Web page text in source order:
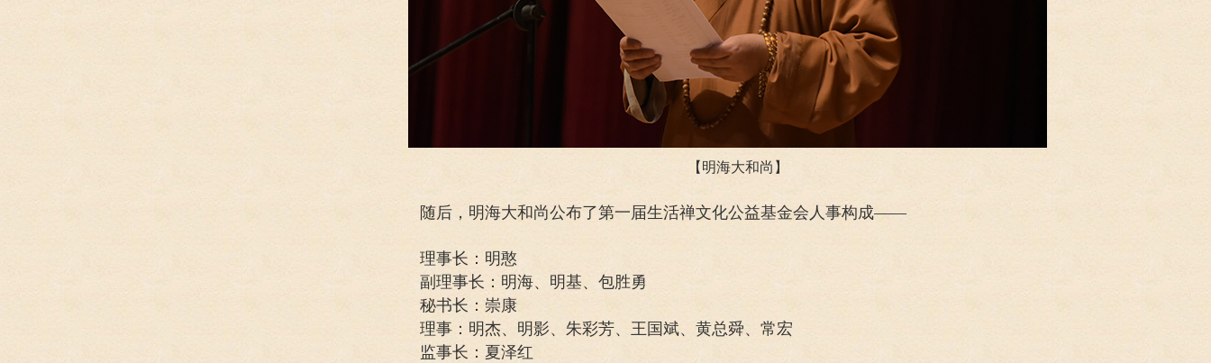
【明海大和尚】
随后，明海大和尚公布了第一届生活禅文化公益基金会人事构成——
理事长：明憨
副理事长：明海、明基、包胜勇
秘书长：崇康
理事：明杰、明影、朱彩芳、王国斌、黄总舜、常宏
监事长：夏泽红